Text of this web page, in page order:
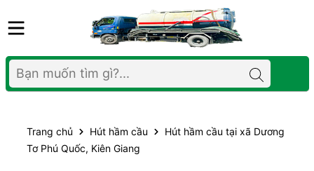
Trang chủ Hút hầm cầu
Hút hầm cầu tại xã Dương
Tơ Phú Quốc, Kiên Giang